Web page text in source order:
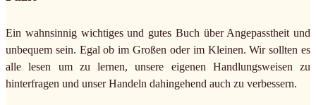
Ein wahnsinnig wichtiges und gutes Buch über Angepasstheit und
unbequem sein. Egal ob im Großen oder im Kleinen. Wir sollten es
alle lesen um zu lernen, unsere eigenen Handlungsweisen zu
hinterfragen und unser Handeln dahingehend auch zu verbessern.